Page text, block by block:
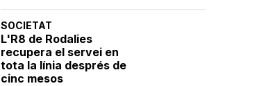
SOCIETAT
L'R8 de Rodalies
recupera el servei en
tota la línia després de
cinc mesos